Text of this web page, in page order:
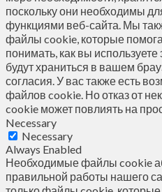
поскольку они необходимы
функциями веб-сайта. Мы
файлы cookie, которые
понимать, как вы
будут храниться в вашем
согласия. У вас также есть
файлов cookie. Но отказ от
cookie может повлиять на
Necessary
Necessary
Always Enabled
Необходимые файлы cookie
правильной работы нашего